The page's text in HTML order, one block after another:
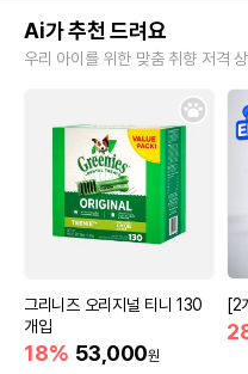
Ai가 추천 드려요
우리 아이를 위한 맞춤 취향 저격
그리니즈 오리지널 티니 130
개입
18% 53,000원
[2